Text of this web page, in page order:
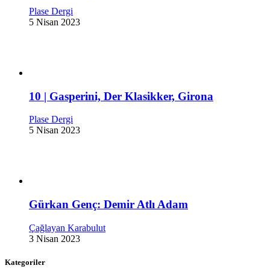
Plase Dergi
5 Nisan 2023
10 | Gasperini, Der Klasikker, Girona
Plase Dergi
5 Nisan 2023
Gürkan Genç: Demir Atlı Adam
Çağlayan Karabulut
3 Nisan 2023
Kategoriler